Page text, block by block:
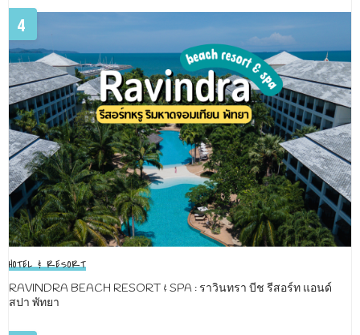
4
HOTEL & RESORT
RAVINDRA BEACH RESORT & SPA : ราวินทรา บีช รีสอร์ท แอนด์
สปา พัทยา